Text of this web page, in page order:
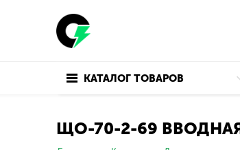
КАТАЛОГ ТОВАРОВ
ЩО-70-2-69